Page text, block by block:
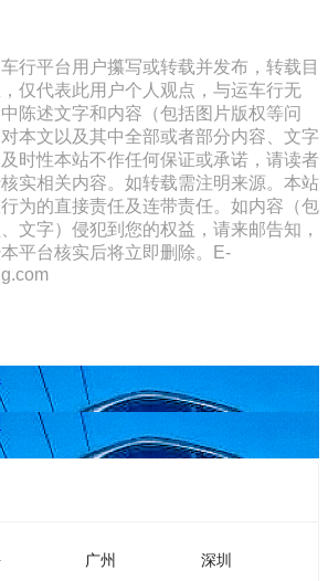
行平台用户攥写或转载并发布，转载目
仅代表此用户个人观点，与运车行无
陈述文字和内容（包括图片版权等问
本文以及其中全部或者部分内容、文字
时性本站不作任何保证或承诺，请读者
实相关内容。如转载需注明来源。本站
为的直接责任及连带责任。如内容（包
文字）侵犯到您的权益，请来邮告知，
平台核实后将立即删除。E-
广州
深圳